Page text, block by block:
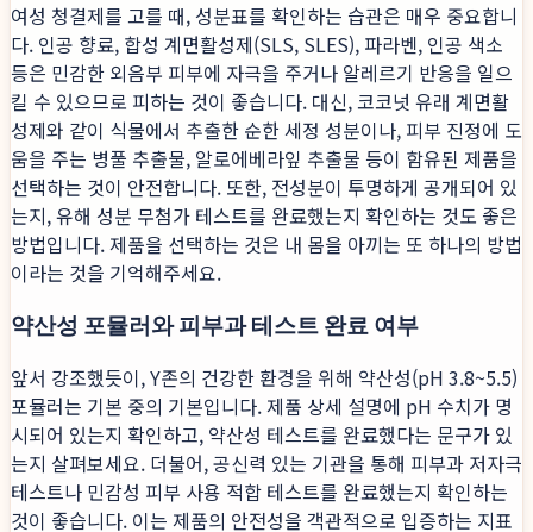
여성 청결제를 고를 때, 성분표를 확인하는 습관은 매우 중요합니
다. 인공 향료, 합성 계면활성제(SLS, SLES), 파라벤, 인공 색소
등은 민감한 외음부 피부에 자극을 주거나 알레르기 반응을 일으
킬 수 있으므로 피하는 것이 좋습니다. 대신, 코코넛 유래 계면활
성제와 같이 식물에서 추출한 순한 세정 성분이나, 피부 진정에 도
움을 주는 병풀 추출물, 알로에베라잎 추출물 등이 함유된 제품을
선택하는 것이 안전합니다. 또한, 전성분이 투명하게 공개되어 있
는지, 유해 성분 무첨가 테스트를 완료했는지 확인하는 것도 좋은
방법입니다. 제품을 선택하는 것은 내 몸을 아끼는 또 하나의 방법
이라는 것을 기억해주세요.
약산성 포뮬러와 피부과 테스트 완료 여부
앞서 강조했듯이, Y존의 건강한 환경을 위해 약산성(pH 3.8~5.5)
포뮬러는 기본 중의 기본입니다. 제품 상세 설명에 pH 수치가 명
시되어 있는지 확인하고, 약산성 테스트를 완료했다는 문구가 있
는지 살펴보세요. 더불어, 공신력 있는 기관을 통해 피부과 저자극
테스트나 민감성 피부 사용 적합 테스트를 완료했는지 확인하는
것이 좋습니다. 이는 제품의 안전성을 객관적으로 입증하는 지표